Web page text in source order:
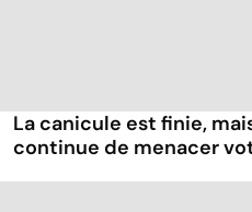
La canicule est finie,
continue de menacer